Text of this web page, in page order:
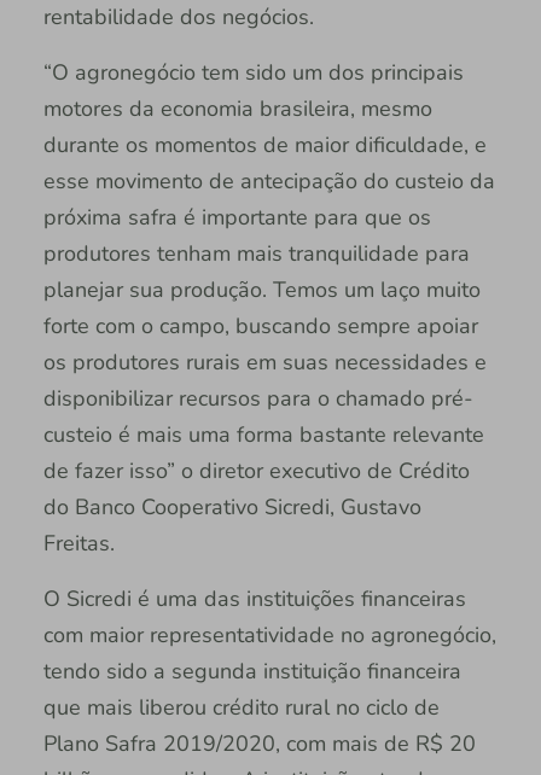
rentabilidade dos negócios.
“O agronegócio tem sido um dos principais
motores da economia brasileira, mesmo
durante os momentos de maior dificuldade, e
esse movimento de antecipação do custeio da
próxima safra é importante para que os
produtores tenham mais tranquilidade para
planejar sua produção. Temos um laço muito
forte com o campo, buscando sempre apoiar
os produtores rurais em suas necessidades e
disponibilizar recursos para o chamado pré-
custeio é mais uma forma bastante relevante
de fazer isso” o diretor executivo de Crédito
do Banco Cooperativo Sicredi, Gustavo
Freitas.
O Sicredi é uma das instituições financeiras
com maior representatividade no agronegócio,
tendo sido a segunda instituição financeira
que mais liberou crédito rural no ciclo de
Plano Safra 2019/2020, com mais de R$ 20